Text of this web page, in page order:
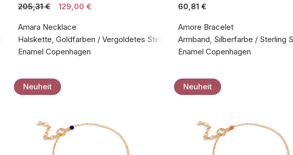
925
205,31 € 129,00 €
Amara Necklace
Halskette, Goldfarben / Vergoldetes Sterlingsilber 925
Enamel Copenhagen
60,81 €
Amore Bracelet
Armband, Silberfarbe / Sterling
Enamel Copenhagen
Neuheit Neuheit